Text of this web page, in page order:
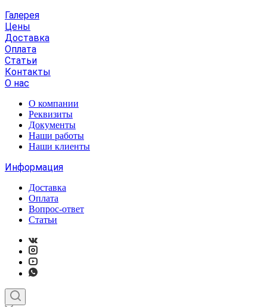
Галерея
Цены
Доставка
Оплата
Статьи
Контакты
О нас
О компании
Реквизиты
Документы
Наши работы
Наши клиенты
Информация
Доставка
Оплата
Вопрос-ответ
Статьи